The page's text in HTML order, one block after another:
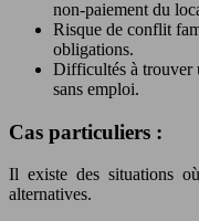
non-paiement du
Risque de conflit
obligations.
Difficultés à trouver
sans emploi.
Cas particuliers :
Il existe des situations
alternatives.